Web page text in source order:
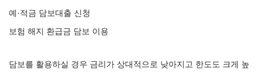
예·적금 담보대출 신청
보험 해지 환급금 담보 이용
담보를 활용하실 경우 금리가 상대적으로 낮아지고 한도도 크게 높